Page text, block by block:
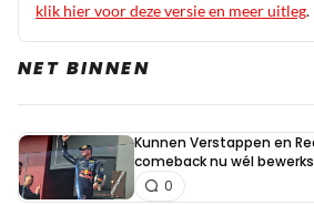
klik hier voor deze versie en meer uitleg.
NET BINNEN
Kunnen Verstappen en
comeback nu wél
0